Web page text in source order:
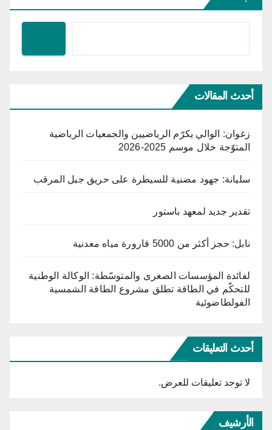
أحدث المقالات
زغوان: الوالي يكرّم الرياضيين والجمعيات الرياضية
المتوّجة خلال موسم 2025-2026
سليانة: جهود مضنية للسيطرة على حريق جبل المرقب
تقدير جديد لمعهد باستور
نابل: حجز أكثر من 5000 قارورة مياه معدنية
لفائدة المؤسسات الصغرى والمتوسّطة: الوكالة الوطنية
للتحكّم في الطاقة تطلق مشروع الطاقة الشمسية
الفولطاضوئية
أحدث التعليقات
لا توجد تعليقات للعرض.
الأرشيف